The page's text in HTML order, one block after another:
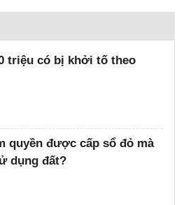
triệu có bị khởi tố theo
quyền được cấp sổ đỏ mà
dụng đất?